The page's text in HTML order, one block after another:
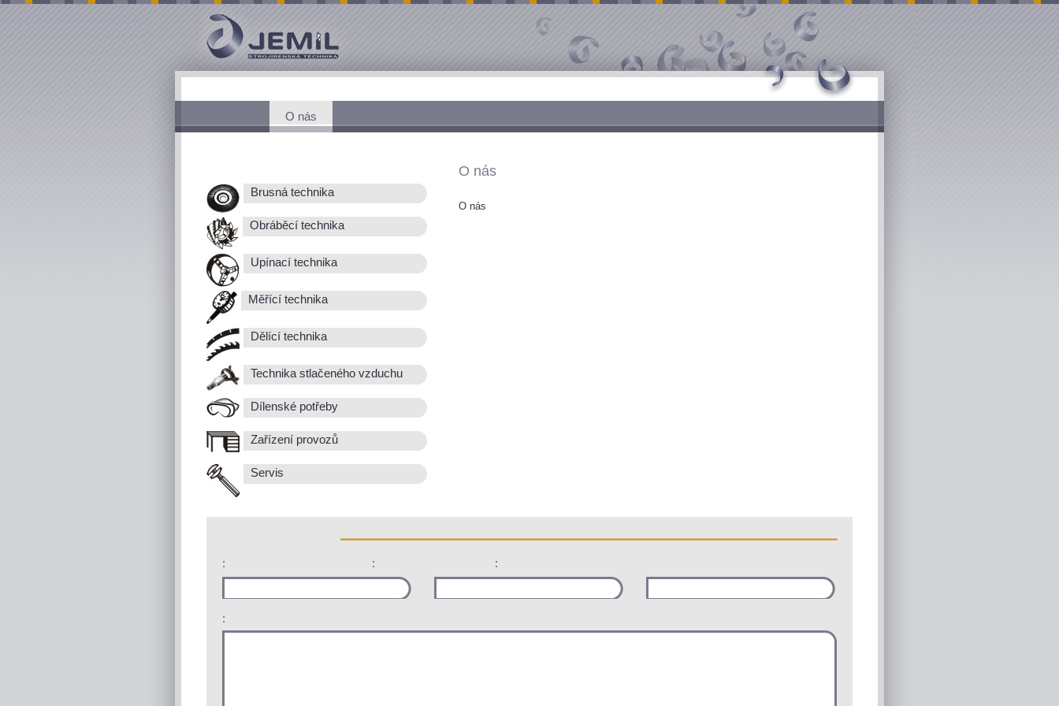
O nás
Brusná technika
Obráběcí technika
Upínací technika
Měřící technika
Dělící technika
Technika stlačeného vzduchu
Dílenské potřeby
Zařízení provozů
Servis
O nás
O nás
: : :
: